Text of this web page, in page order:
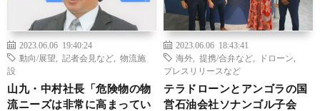
2023.06.06 19:40:24
動向/展望
記者会見など
物流施
設
山九・中村社長「危険物の物
流ニーズは非常に高まってい
2023.06.06 18:43:41
海外
提携/合弁など ドローン
プレスリリースなど
テラドローンとアンゴラの国
営石油会社ソナンゴル子会